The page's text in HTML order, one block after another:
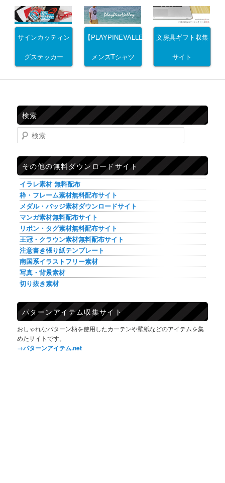
サインカッティン
グステッカー
【PLAYPINEVALLEY】
メンズTシャツ
文房具ギフト収集
サイト
検索
検索
その他の無料ダウンロードサイト
イラレ素材 無料配布
枠・フレーム素材無料配布サイト
メダル・バッジ素材ダウンロードサイト
マンガ素材無料配布サイト
リボン・タグ素材無料配布サイト
王冠・クラウン素材無料配布サイト
注意書き張り紙テンプレート
南国系イラストフリー素材
写真・背景素材
切り抜き素材
パターンアイテム収集サイト
おしゃれなパターン柄を使用したカーテンや壁紙などのアイテムを集
めたサイトです。
→パターンアイテム.net